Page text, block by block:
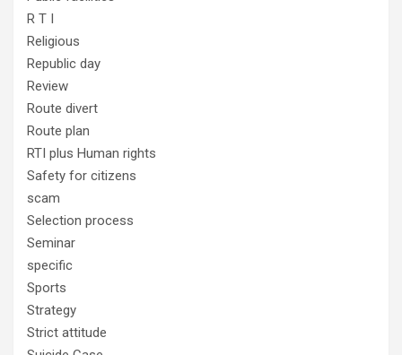
R T I
Religious
Republic day
Review
Route divert
Route plan
RTI plus Human rights
Safety for citizens
scam
Selection process
Seminar
specific
Sports
Strategy
Strict attitude